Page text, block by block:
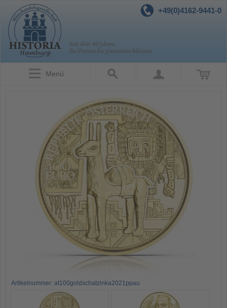
+49(0)4162-9441-0
Menü
Artikelnummer: at100goldschatzinka2021ppau